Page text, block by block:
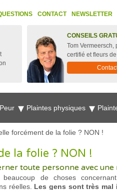
CONTACT NEWSLETTER
CONSEILS
Tom Vermeersch,
certifié et fleurs
Peur Plaintes physiques
forcément de la folie ? NON !
la folie ? NON !
toute personne avec une
de choses
réelles. Les gens sont très mal